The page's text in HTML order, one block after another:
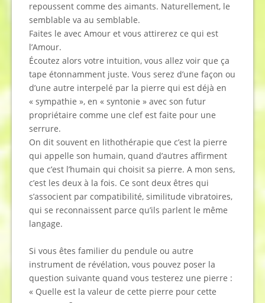
repoussent comme des aimants. Naturellement, le
semblable va au semblable.
Faites le avec Amour et vous attirerez ce qui est
l’Amour.
Écoutez alors votre intuition, vous allez voir que ça
tape étonnamment juste. Vous serez d’une façon ou
d’une autre interpelé par la pierre qui est déjà en
« sympathie », en « syntonie » avec son futur
propriétaire comme une clef est faite pour une
serrure.
On dit souvent en lithothérapie que c’est la pierre
qui appelle son humain, quand d’autres affirment
que c’est l’humain qui choisit sa pierre. A mon sens,
c’est les deux à la fois. Ce sont deux êtres qui
s’associent par compatibilité, similitude vibratoires,
qui se reconnaissent parce qu’ils parlent le même
langage.
Si vous êtes familier du pendule ou autre
instrument de révélation, vous pouvez poser la
question suivante quand vous testerez une pierre :
« Quelle est la valeur de cette pierre pour cette